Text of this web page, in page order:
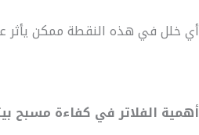
أي خلل في هذه النقطة ممكن يأثر
أهمية الفلاتر في كفاءة مسبح